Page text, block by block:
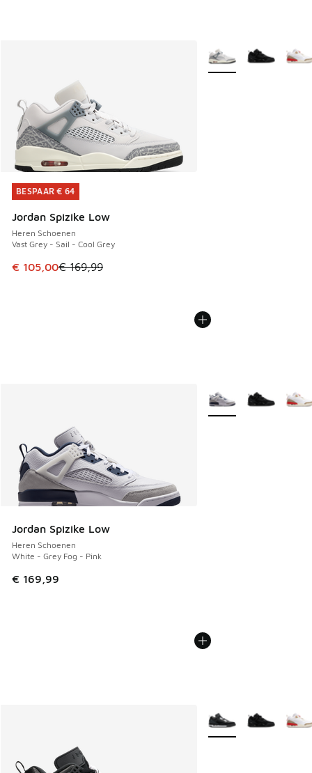
BESPAAR € 64
Jordan Spizike Low
Heren Schoenen
Vast Grey - Sail - Cool Grey
Dit artikel is in de uitverkoop. Dit artikel is in de
€ 105,00€ 169,99
BESPAAR € 64
Meer kleuren
Jordan Spizike Low
Heren Schoenen
White - Grey Fog - Pink
€ 169,99
Meer kleuren
Meer kleuren